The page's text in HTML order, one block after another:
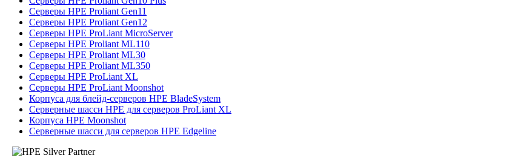
Серверы HPE Proliant Gen11
Серверы HPE Proliant Gen12
Серверы HPE ProLiant MicroServer
Серверы HPE Proliant ML110
Серверы HPE Proliant ML30
Серверы HPE Proliant ML350
Серверы HPE ProLiant XL
Серверы HPE ProLiant Moonshot
Корпуса для блейд-серверов HPE BladeSystem
Серверные шасси HPE для серверов ProLiant XL
Корпуса HPE Moonshot
Серверные шасси для серверов HPE Edgeline